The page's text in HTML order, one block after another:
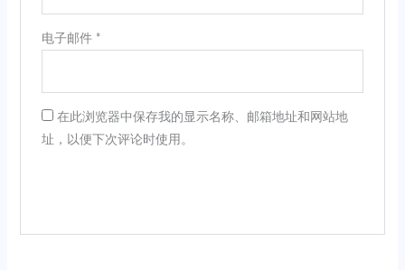
电子邮件 *
在此浏览器中保存我的显示名称、邮箱地址和网站地
址，以便下次评论时使用。